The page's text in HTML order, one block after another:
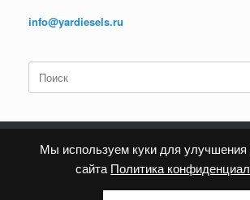
Мы используем куки для улучшения
сайта Политика
info@yardiesels.ru
по:
Политика